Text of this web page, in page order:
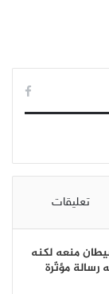
تعليقات
منعه لكنه
رسالة مؤثّرة